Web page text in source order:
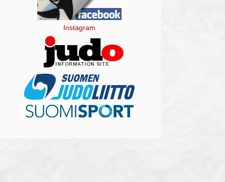
Instagram